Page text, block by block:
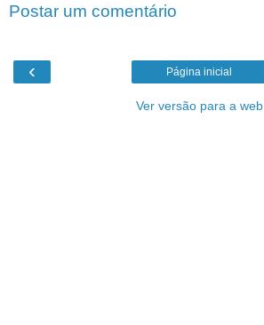
Postar um comentário
‹ Página inicial
Ver versão para a web